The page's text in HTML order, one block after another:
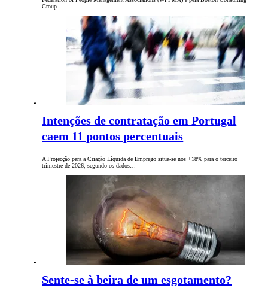
Group…
Intenções de contratação em Portugal
caem 11 pontos percentuais
A Projecção para a Criação Líquida de Emprego situa-se nos +18% para o terceiro
trimestre de 2026, segundo os dados…
Sente-se à beira de um esgotamento?